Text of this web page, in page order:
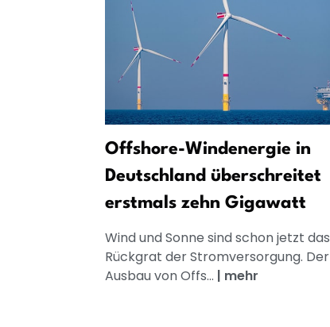
Offshore-Windenergie in
Deutschland überschreitet
erstmals zehn Gigawatt
Wind und Sonne sind schon jetzt das
Rückgrat der Stromversorgung. Der
Ausbau von Offs... | mehr